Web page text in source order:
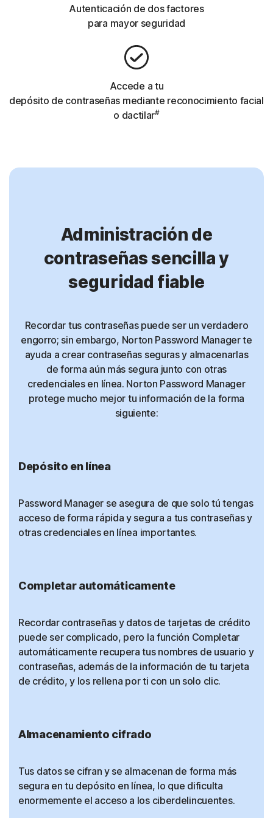
Autenticación de dos factores
para mayor seguridad
Accede a tu
depósito de contraseñas mediante reconocimiento facial
o dactilar#
Administración de
contraseñas sencilla y
seguridad fiable
Recordar tus contraseñas puede ser un verdadero
engorro; sin embargo, Norton Password Manager te
ayuda a crear contraseñas seguras y almacenarlas
de forma aún más segura junto con otras
credenciales en línea. Norton Password Manager
protege mucho mejor tu información de la forma
siguiente:
Depósito en línea
Password Manager se asegura de que solo tú tengas
acceso de forma rápida y segura a tus contraseñas y
otras credenciales en línea importantes.
Completar automáticamente
Recordar contraseñas y datos de tarjetas de crédito
puede ser complicado, pero la función Completar
automáticamente recupera tus nombres de usuario y
contraseñas, además de la información de tu tarjeta
de crédito, y los rellena por ti con un solo clic.
Almacenamiento cifrado
Tus datos se cifran y se almacenan de forma más
segura en tu depósito en línea, lo que dificulta
enormemente el acceso a los ciberdelincuentes.